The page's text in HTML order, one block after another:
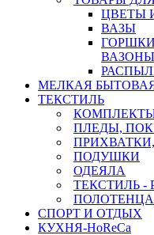
ЦВЕТЫ
ВАЗЫ
МЕЛКАЯ
ТЕКСТИЛЬ
ПЛЕДЫ,
ПОДУШКИ
ОДЕЯЛА
ТЕКСТИЛЬ -
ПОЛОТЕНЦА
СПОРТ И ОТДЫХ
КУХНЯ-HoReCa